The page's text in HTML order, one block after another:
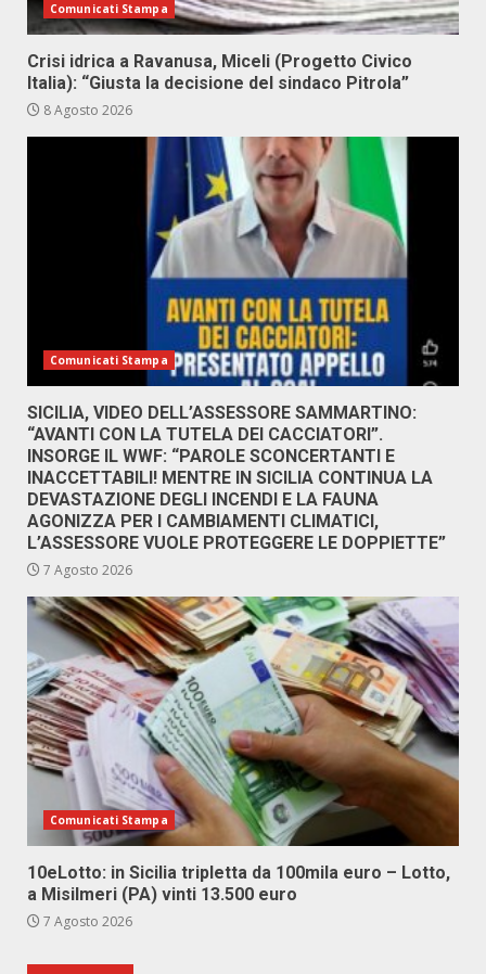
Comunicati Stampa
Crisi idrica a Ravanusa, Miceli (Progetto Civico
Italia): “Giusta la decisione del sindaco Pitrola”
8 Agosto 2026
Comunicati Stampa
SICILIA, VIDEO DELL’ASSESSORE SAMMARTINO:
“AVANTI CON LA TUTELA DEI CACCIATORI”.
INSORGE IL WWF: “PAROLE SCONCERTANTI E
INACCETTABILI! MENTRE IN SICILIA CONTINUA LA
DEVASTAZIONE DEGLI INCENDI E LA FAUNA
AGONIZZA PER I CAMBIAMENTI CLIMATICI,
L’ASSESSORE VUOLE PROTEGGERE LE DOPPIETTE”
7 Agosto 2026
Comunicati Stampa
10eLotto: in Sicilia tripletta da 100mila euro – Lotto,
a Misilmeri (PA) vinti 13.500 euro
7 Agosto 2026